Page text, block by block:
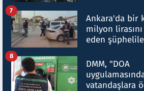
ifadelerinden
çıkan tablo
Ankara'da bir
milyon
eden
7
DMM, "DOA
vatandaşlara
8